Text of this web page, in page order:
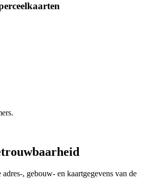
adres-, gebouw- en kaartgegevens van de